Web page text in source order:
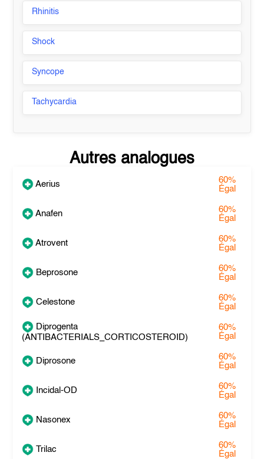
Rhinitis
Shock
Syncope
Tachycardia
Autres analogues
Aerius
60%
Égal
Anafen
60%
Égal
Atrovent
60%
Égal
Beprosone
60%
Égal
Celestone
60%
Égal
Diprogenta
(ANTIBACTERIALS_CORTICOSTEROID)
60%
Égal
Diprosone
60%
Égal
Incidal-OD
60%
Égal
Nasonex
60%
Égal
Trilac
60%
Égal